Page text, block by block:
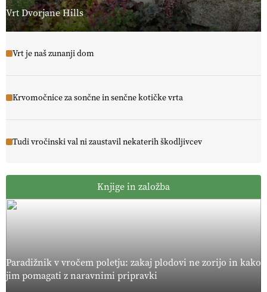
Vrt Dvorjane Hills
Vrt je naš zunanji dom
Krvomočnice za sončne in senčne kotičke vrta
Tudi vročinski val ni zaustavil nekaterih škodljivcev
Knjige in založba
Paradižnik v vročem poletju: zakaj plodovi ne zorijo in kako
jim pomagati z naravnimi pripravki